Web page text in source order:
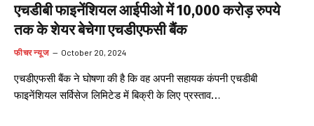
एचडीबी फाइनेंशियल आईपीओ में 10,000 करोड़ रुपये
तक के शेयर बेचेगा एचडीएफसी बैंक
फीचर न्यूज October 20, 2024
एचडीएफसी बैंक ने घोषणा की है कि वह अपनी सहायक कंपनी एचडीबी
फाइनेंशियल सर्विसेज लिमिटेड में बिक्री के लिए प्रस्ताव…